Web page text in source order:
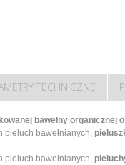
TECHNICZNE
bawełny organicznej
pieluch bawełnianych,
pieluch bawełnianych,